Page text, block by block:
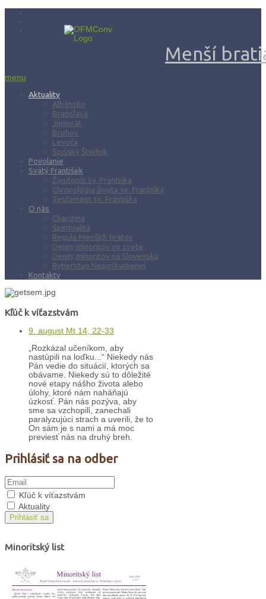
Menší
menu
Aktuality
Albánsko
Bratislava
Juniorát
Brehov
Levoča
Spišský Štvrtok
Povolanie
Svätý František
Životopis sv. Františka
Chronológia života sv. Františka
Testament sv. Františka
O nás
Charizma
Spiritualita
Regula Menších bratov
Dejiny minoritov vo svete
Dejiny minoritov na Slovensku
Rytierstvo Nepoškvrnenej
Kontakty
Kľúč k víťazstvám
9. august Mt 14, 22-33
„Rozkázal učeníkom, aby
nastúpili na loďku...“ Niekedy nás
Pán vedie do situácií, ktorých sa
obávame. Niekedy sú to dôležité
nové etapy nášho života alebo
úlohy, ktoré nám naháňajú
úzkosť. Pán nás pozýva, aby
sme sa vzchopili, zanechali
paralyzujúci strach a uverili, že to
On sám je s nami a má moc
previesť nás na druhý breh.
Prihlásiť sa na odber
Kľúč k víťazstvám
Aktuality
Prihlásiť sa
Minoritský list